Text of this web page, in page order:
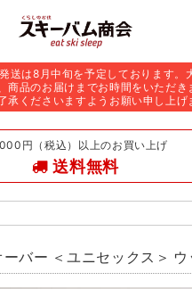
送は8月中旬を予定しております。
商品のお届けまでお時間をいただき
承くださいますようお願い申し上げ
円（税込）以上のお買い上げ
送料無料
バー ＜ユニセックス＞